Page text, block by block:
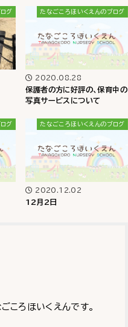
グ たなごころほいくえんのブログ
2020.08.28
保護者の方に好評の、保育中の
写真サービスについて
グ たなごころほいくえんのブログ
2020.12.02
12月2日
ころほいくえんです。